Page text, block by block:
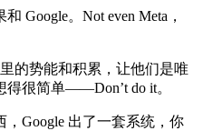
Google。Not even Meta，
的势能和积累，让他们是唯
很简单——Don’t do it。
Google 出了一套系统，你